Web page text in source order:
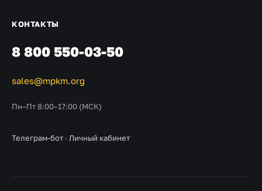
КОНТАКТЫ
8 800 550-03-50
sales@mpkm.org
Пн–Пт 8:00–17:00 (МСК)
Телеграм-бот · Личный кабинет